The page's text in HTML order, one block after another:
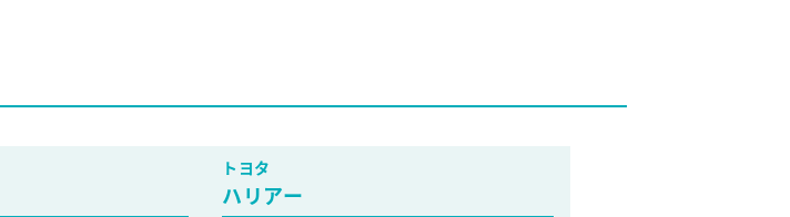
トヨタ
ハリアー